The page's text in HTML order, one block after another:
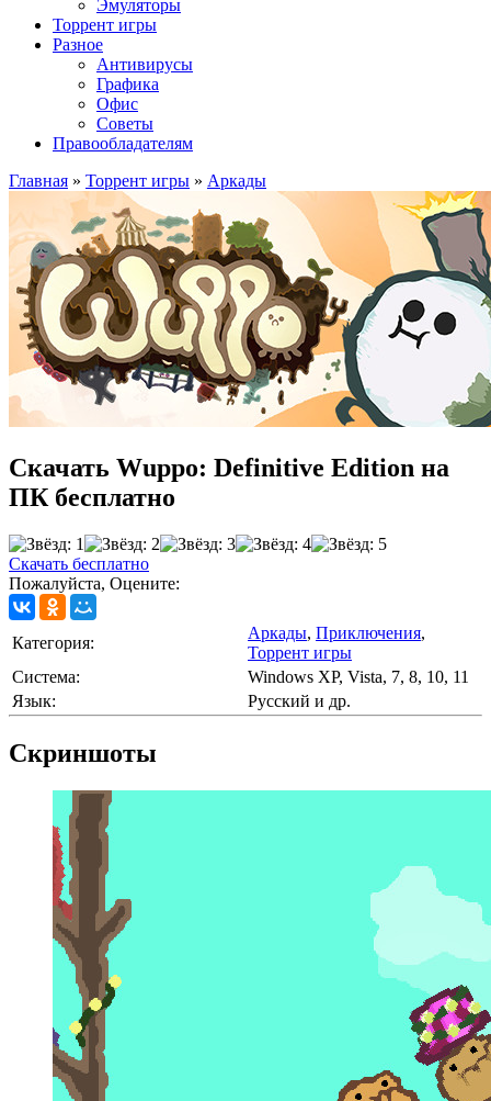
Эмуляторы
Торрент игры
Разное
Антивирусы
Графика
Офис
Советы
Правообладателям
Главная » Торрент игры » Аркады
Скачать Wuppo: Definitive Edition на
ПК бесплатно
Скачать бесплатно
Пожалуйста, Оцените:
Категория:
Аркады, Приключения,
Торрент игры
Cистема:
Windows XP, Vista, 7, 8, 10, 11
Язык:
Русский и др.
Скриншоты